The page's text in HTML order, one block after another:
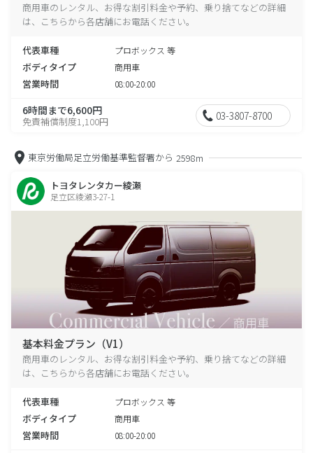
商用車のレンタル、お得な割引料金や予約、乗り捨てなどの詳細
は、こちらから各店舗にお電話ください。
代表車種 プロボックス 等
ボディタイプ 商用車
営業時間 08:00-20:00
6時間まで6,600円
免責補償制度1,100円 03-3807-8700
東京労働局足立労働基準監督署から 2598m
トヨタレンタカー綾瀬
足立区綾瀬3-27-1
基本料金プラン（V1）
商用車のレンタル、お得な割引料金や予約、乗り捨てなどの詳細
は、こちらから各店舗にお電話ください。
代表車種 プロボックス 等
ボディタイプ 商用車
営業時間 08:00-20:00